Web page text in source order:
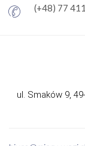
(+48) 77
ul. Smaków 9,